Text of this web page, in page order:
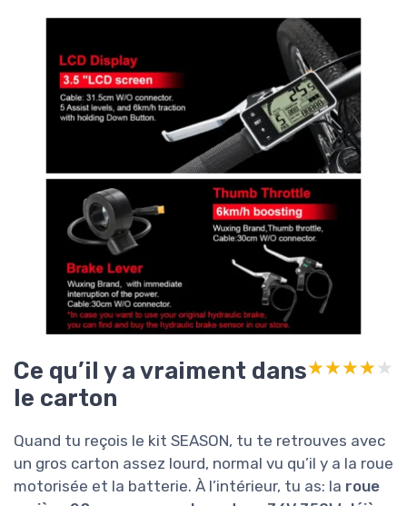
Ce qu’il y a vraiment dans
le carton
★★★★★
★★★★★
Quand tu reçois le kit SEASON, tu te retrouves avec
un gros carton assez lourd, normal vu qu’il y a la roue
motorisée et la batterie. À l’intérieur, tu as: la roue